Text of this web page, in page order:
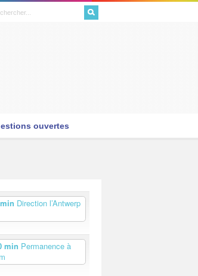
ouvertes
Direction l’Antwerp
min Permanence à